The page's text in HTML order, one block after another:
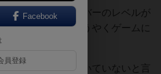
に遊んでいたメンバーのレベルが
か、数回遊んでようやくゲームに
なって貰えた。
知が苦手な人は向いていないと言
Facebook
員登録